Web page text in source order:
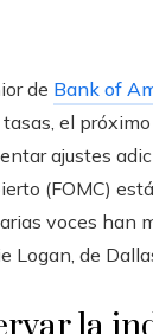
de Bank of
el
ajustes
(FOMC)
voces han
Logan, de